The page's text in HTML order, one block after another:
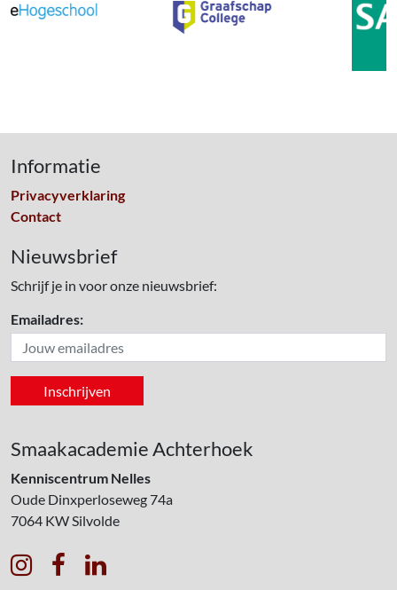
Informatie
Privacyverklaring
Contact
Nieuwsbrief
Schrijf je in voor onze nieuwsbrief:
Emailadres:
Smaakacademie Achterhoek
Kenniscentrum Nelles
Oude Dinxperloseweg 74a
7064 KWSilvolde
  